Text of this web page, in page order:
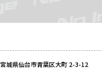
宮城県仙台市青葉区大町 2-3-12